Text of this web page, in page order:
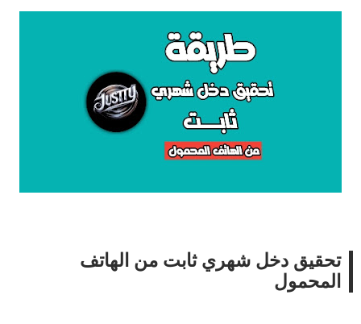
تحقيق دخل شهري ثابت من الهاتف
المحمول